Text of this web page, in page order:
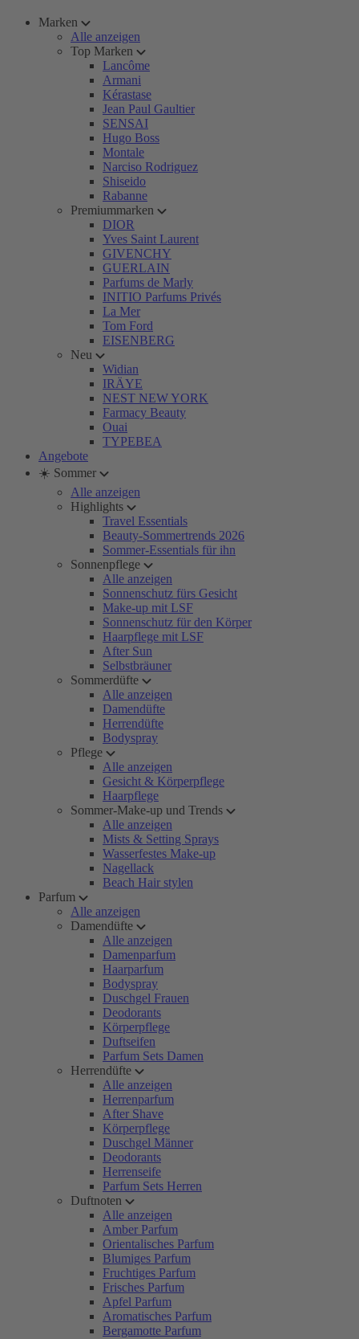
Marken
Alle anzeigen
Top Marken
Lancôme
Armani
Kérastase
Jean Paul Gaultier
SENSAI
Hugo Boss
Montale
Narciso Rodriguez
Shiseido
Rabanne
Premiummarken
DIOR
Yves Saint Laurent
GIVENCHY
GUERLAIN
Parfums de Marly
INITIO Parfums Privés
La Mer
Tom Ford
EISENBERG
Neu
Widian
IRÄYE
NEST NEW YORK
Farmacy Beauty
Ouai
TYPEBEA
Angebote
☀️ Sommer
Alle anzeigen
Highlights
Travel Essentials
Beauty-Sommertrends 2026
Sommer-Essentials für ihn
Sonnenpflege
Alle anzeigen
Sonnenschutz fürs Gesicht
Make-up mit LSF
Sonnenschutz für den Körper
Haarpflege mit LSF
After Sun
Selbstbräuner
Sommerdüfte
Alle anzeigen
Damendüfte
Herrendüfte
Bodyspray
Pflege
Alle anzeigen
Gesicht & Körperpflege
Haarpflege
Sommer-Make-up und Trends
Alle anzeigen
Mists & Setting Sprays
Wasserfestes Make-up
Nagellack
Beach Hair stylen
Parfum
Alle anzeigen
Damendüfte
Alle anzeigen
Damenparfum
Haarparfum
Bodyspray
Duschgel Frauen
Deodorants
Körperpflege
Duftseifen
Parfum Sets Damen
Herrendüfte
Alle anzeigen
Herrenparfum
After Shave
Körperpflege
Duschgel Männer
Deodorants
Herrenseife
Parfum Sets Herren
Duftnoten
Alle anzeigen
Amber Parfum
Orientalisches Parfum
Blumiges Parfum
Fruchtiges Parfum
Frisches Parfum
Apfel Parfum
Aromatisches Parfum
Bergamotte Parfum